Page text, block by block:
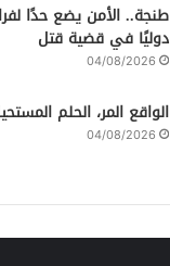
طنجة.. الأمن يضع حدًا
دوليًا في قضية قتل
04/08/2026
الواقع المر، الحلم
04/08/2026